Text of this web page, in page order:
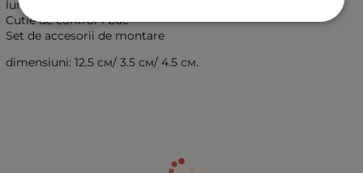
lumini
Cutie de control 1 buc
Set de accesorii de montare
dimensiuni: 12.5 см/ 3.5 см/ 4.5 см.